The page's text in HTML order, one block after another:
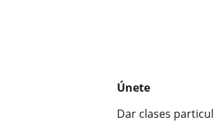
Únete
Dar clases